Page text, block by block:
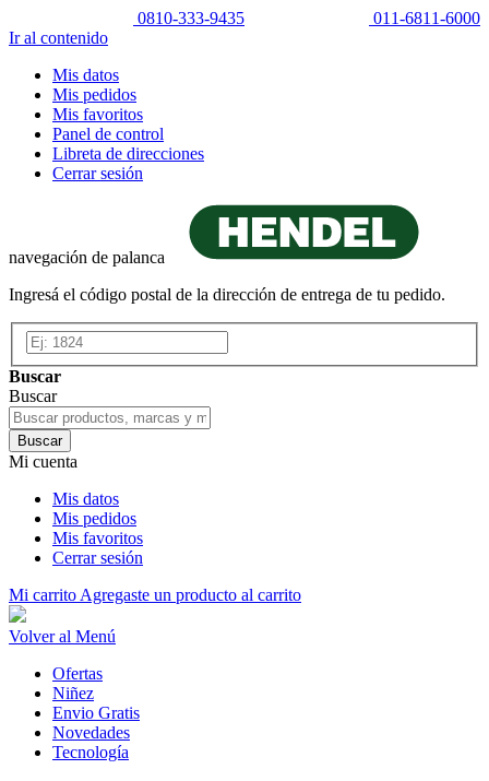
0810-333-9435
011-6811-6000
Ir al contenido
Mis datos
Mis pedidos
Mis favoritos
Panel de control
Libreta de direcciones
Cerrar sesión
navegación de palanca
Ingresá el código postal de la dirección de entrega de tu pedido.
Buscar
Buscar
Buscar
Mi cuenta
Mis datos
Mis pedidos
Mis favoritos
Cerrar sesión
Mi carrito Agregaste un producto al carrito
Volver al Menú
Ofertas
Niñez
Envio Gratis
Novedades
Tecnología